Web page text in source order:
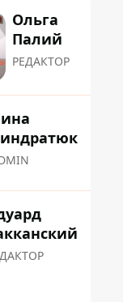
Ольга
Палий
РЕДАКТОР